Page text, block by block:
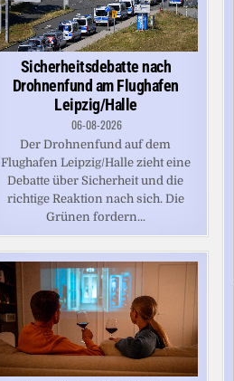
Sicherheitsdebatte nach
Drohnenfund am Flughafen
Leipzig/Halle
06-08-2026
Der Drohnenfund auf dem
Flughafen Leipzig/Halle zieht eine
Debatte über Sicherheit und die
richtige Reaktion nach sich. Die
Grünen fordern...